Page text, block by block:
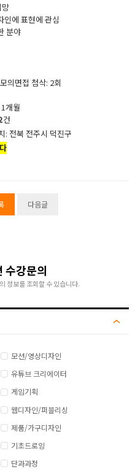
에 표현에 관심
분야
의면접 첨삭: 2회
개월
건
: 전북 전주시 덕진구
다음글
수강문의
정보를 조회할 수 있습니다.
모션/영상디자인
유튜브 크리에이터
게임기획
웹디자인/퍼블리싱
제품/가구디자인
기초드로잉
단과과정